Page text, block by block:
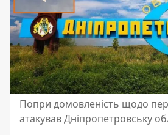
Попри домовленість щодо
атакував Дніпропетровську